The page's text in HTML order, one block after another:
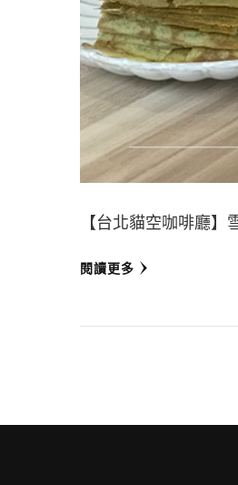
【台北貓空咖啡廳
閱讀更多